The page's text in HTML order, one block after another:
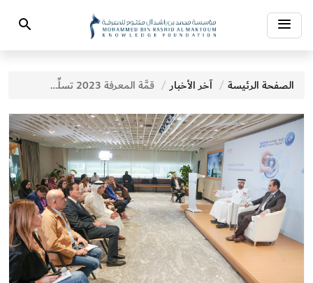
Toggle
navigation
Search
الصفحة الرئيسة آخر الأخبار قمَّة المعرفة 2023 تسلِّط الضوء على دور المعرفة في إرساء دعائم الثورة الصناعية الخامسة والنموذج الاقتصادي المستقبلي